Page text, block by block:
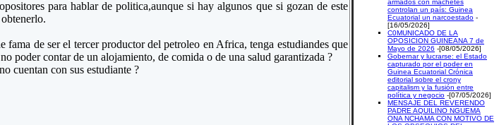
para hablar de politica,aunque si hay algunos que si gozan de este
fama de ser el tercer productor del petroleo en Africa, tenga estudiandes que
poder contar de un alojamiento, de comida o de una salud garantizada ?
cuentan con sus estudiante ?
armados con machetes
controlan un país: Guinea
Ecuatorial un narcoestado -
[16/05/2026]
C0MUNICADO DE LA
OPOSICION GUINEANA 7 de
Mayo de 2026 -[08/05/2026]
Gobernar y lucrarse: el Estado
capturado por el poder en
Guinea Ecuatorial Crónica
editorial sobre el crony
capitalism y la fusión entre
política y negocio -[07/05/2026]
MENSAJE DEL REVERENDO
PADRE AQUILINO NGUEMA
ONA NCHAMA CON MOTIVO DE